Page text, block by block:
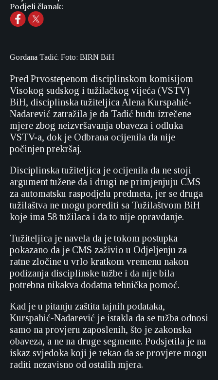
Podjeli članak:
Gordana Tadić. Foto: BIRN BiH
Pred Prvostepenom disciplinskom komisijom
Visokog sudskog i tužilačkog vijeća (VSTV)
BiH, disciplinska tužiteljica Alena Kurspahić-
Nadarević zatražila je da Tadić budu izrečene
mjere zbog neizvršavanja obaveza i odluka
VSTV-a, dok je Odbrana ocijenila da nije
počinjen prekršaj.
Disciplinska tužiteljica je ocijenila da ne stoji
argument tužene da i drugi ne primjenjuju CMS
za automatsku raspodjelu predmeta, jer se druga
tužilaštva ne mogu porediti sa Tužilaštvom BiH
koje ima 58 tužilaca i da to nije opravdanje.
Tužiteljica je navela da je tokom postupka
pokazano da je CMS zaživio u Odjeljenju za
ratne zločine u vrlo kratkom vremenu nakon
podizanja disciplinske tužbe i da nije bila
potrebna nikakva dodatna tehnička pomoć.
Kad je u pitanju zaštita tajnih podataka,
Kurspahić-Nadarević je istakla da se tužba odnosi
samo na provjeru zaposlenih, što je zakonska
obaveza, a ne na druge segmente. Podsjetila je na
iskaz svjedoka koji je rekao da se provjere mogu
raditi nezavisno od ostalih mjera.